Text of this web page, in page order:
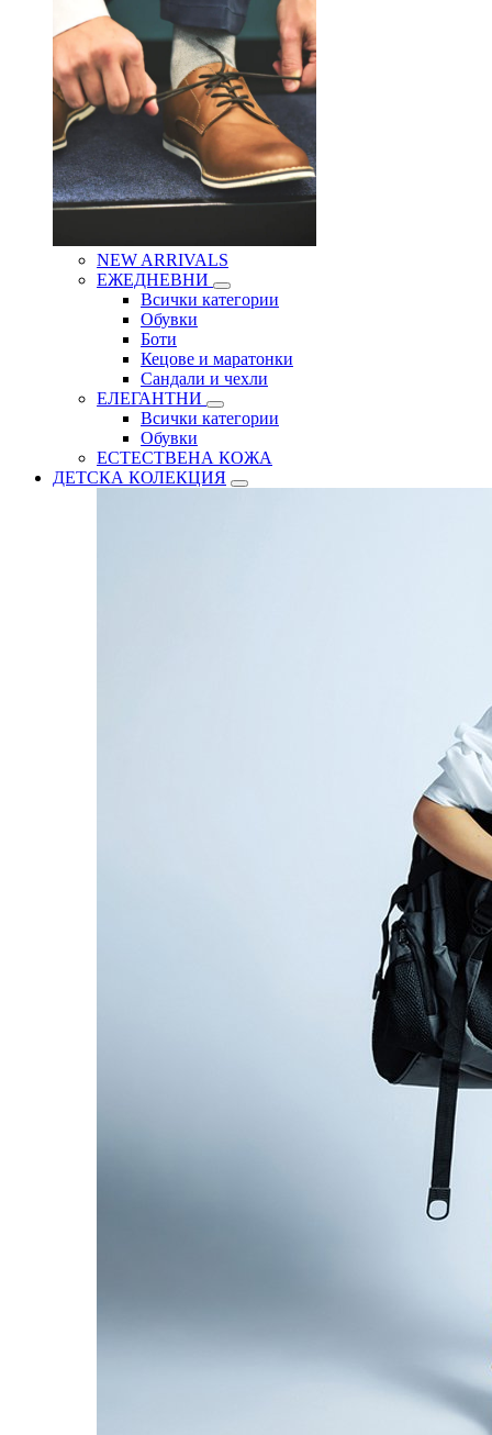
NEW ARRIVALS
ЕЖЕДНЕВНИ
Всички категории
Обувки
Боти
Кецове и маратонки
Сандали и чехли
ЕЛЕГАНТНИ
Всички категории
Обувки
ЕСТЕСТВЕНА КОЖА
ДЕТСКА КОЛЕКЦИЯ